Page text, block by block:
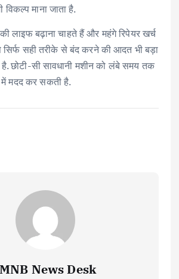
माना जाता है.
लाइफ बढ़ाना चाहते हैं और महंगे रिपेयर खर्च
सिर्फ सही तरीके से बंद करने की आदत भी बड़ा
छोटी-सी सावधानी मशीन को लंबे समय तक
में मदद कर सकती है.
News Desk